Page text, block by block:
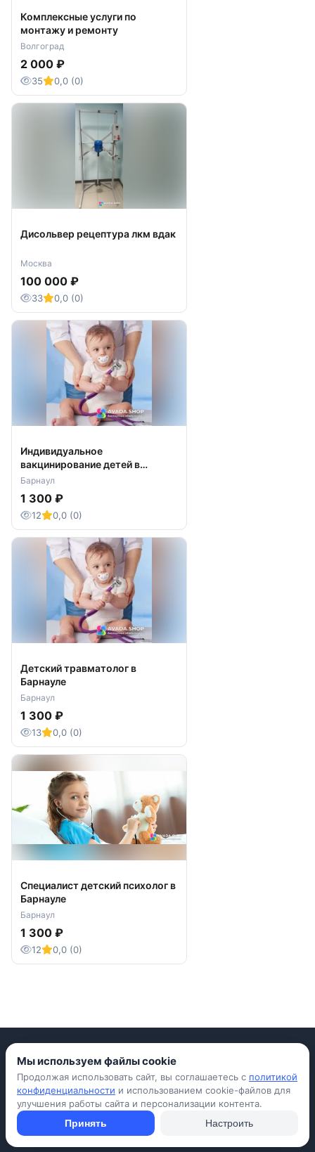
Комплексные услуги по
монтажу и ремонту
Волгоград
2 000 ₽
35 0,0 (0)
Дисольвер рецептура лкм вдак
Москва
100 000 ₽
33 0,0 (0)
Индивидуальное
вакцинирование детей в
частной клинике Барнаула
Барнаул
1 300 ₽
12 0,0 (0)
Детский травматолог в
Барнауле
Барнаул
1 300 ₽
13 0,0 (0)
Специалист детский психолог в
Барнауле
Барнаул
1 300 ₽
12 0,0 (0)
Приложение для iPhone
© Avada Shop, 2026
Конфиденциальность
Подать объявление бесплатно
ОбъявленияВопросы и ответы
Мы используем файлы cookie
Продолжая использовать сайт, вы соглашаетесь с политикой
конфиденциальности и использованием cookie-файлов для
улучшения работы сайта и персонализации контента.
Принять
Настроить